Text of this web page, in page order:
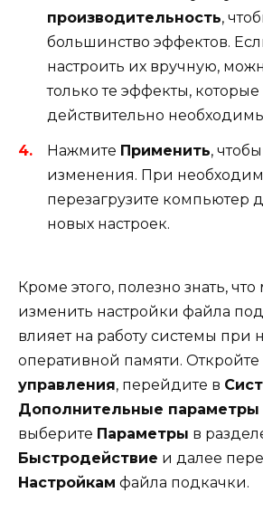
производительность,
большинство эффектов.
настроить их вручную,
только те эффекты, которые
действительно
Нажмите Применить,
изменения. При
перезагрузите компьютер
новых настроек.
Кроме этого, полезно знать,
изменить настройки файла
влияет на работу системы при
оперативной памяти. Откройте
управления, перейдите в
Дополнительные параметры
выберите Параметры в
Быстродействие и далее
Настройкам файла подкачки.